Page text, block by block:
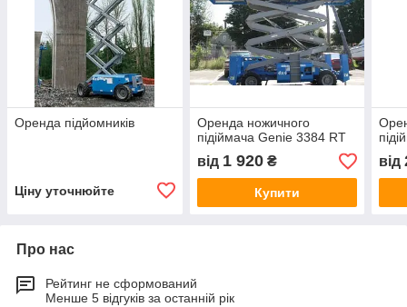
Оренда підйомників
Ціну уточнюйте
Оренда ножичного
підіймача Genie 3384 RT
від 1 920₴
Купити
від
Про нас
Рейтинг не сформований
Менше 5 відгуків за останній рік